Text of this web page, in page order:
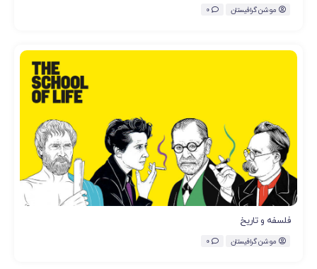
موشن گرافیستان 0
فلسفه و تاریخ
موشن گرافیستان 0